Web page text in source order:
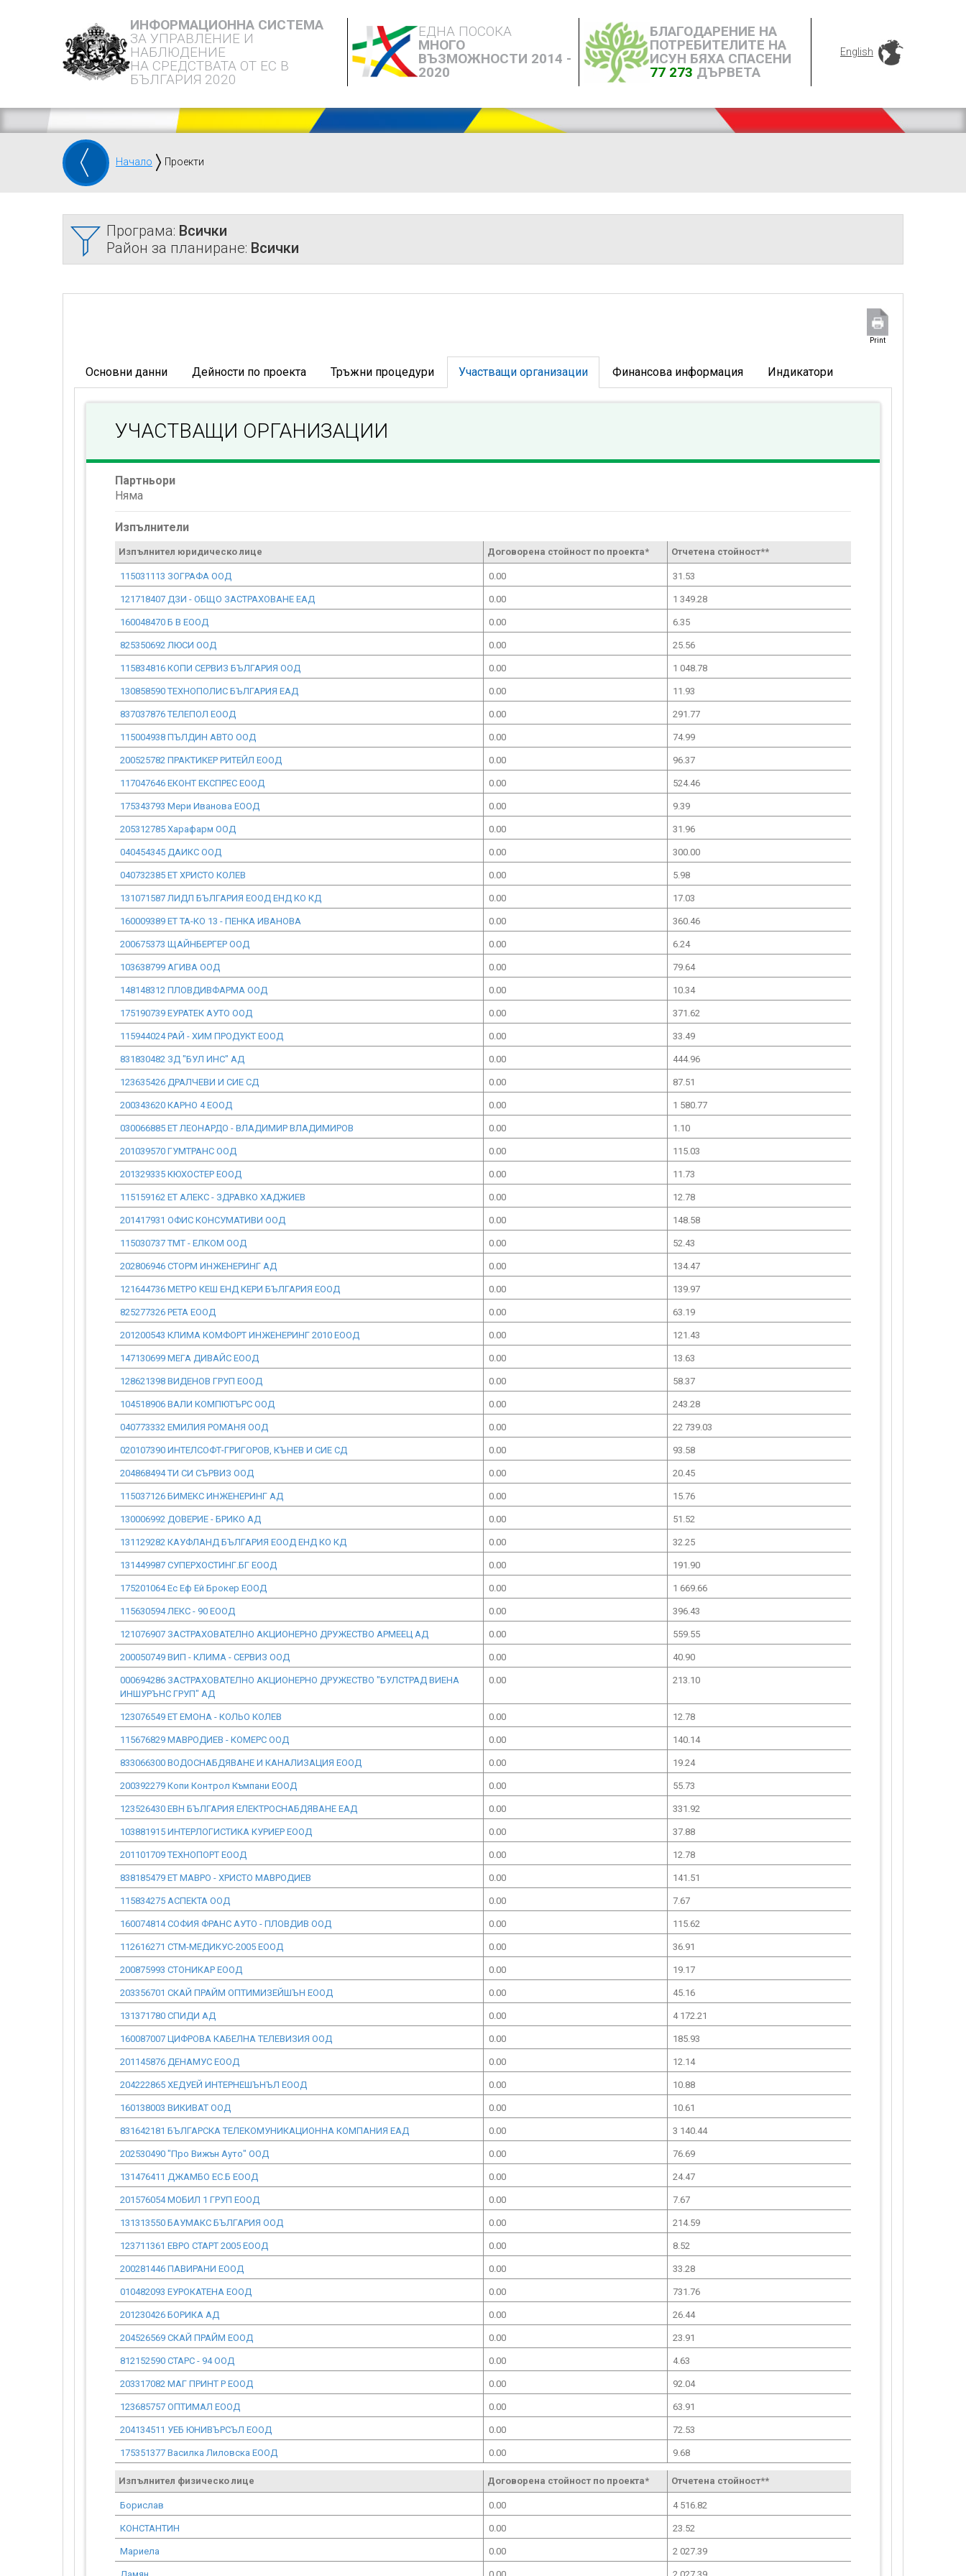
ИНФОРМАЦИОННА СИСТЕМА
ЗА УПРАВЛЕНИЕ И
НАБЛЮДЕНИЕ
НА СРЕДСТВАТА ОТ ЕС В
БЪЛГАРИЯ 2020
ЕДНА ПОСОКА
МНОГО
ВЪЗМОЖНОСТИ 2014 -
2020
БЛАГОДАРЕНИЕ НА
ПОТРЕБИТЕЛИТЕ НА
ИСУН БЯХА СПАСЕНИ
77 273 ДЪРВЕТА
English
Начало Проекти
Програма: Всички
Район за планиране: Всички
Print
Основни данни Дейности по проекта Тръжни процедури Участващи организации Финансова информация Индикатори
УЧАСТВАЩИ ОРГАНИЗАЦИИ
Партньори
Няма
Изпълнители
Изпълнител юридическо лице Договорена стойност по проекта* Отчетена стойност**
115031113 ЗОГРАФА ООД 0.00 31.53
121718407 ДЗИ - ОБЩО ЗАСТРАХОВАНЕ ЕАД 0.00 1 349.28
160048470 Б В ЕООД 0.00 6.35
825350692 ЛЮСИ ООД 0.00 25.56
115834816 КОПИ СЕРВИЗ БЪЛГАРИЯ ООД 0.00 1 048.78
130858590 ТЕХНОПОЛИС БЪЛГАРИЯ ЕАД 0.00 11.93
837037876 ТЕЛЕПОЛ ЕООД 0.00 291.77
115004938 ПЪЛДИН АВТО ООД 0.00 74.99
200525782 ПРАКТИКЕР РИТЕЙЛ ЕООД 0.00 96.37
117047646 ЕКОНТ ЕКСПРЕС ЕООД 0.00 524.46
175343793 Мери Иванова ЕООД 0.00 9.39
205312785 Харафарм ООД 0.00 31.96
040454345 ДАИКС ООД 0.00 300.00
040732385 ЕТ ХРИСТО КОЛЕВ 0.00 5.98
131071587 ЛИДЛ БЪЛГАРИЯ ЕООД ЕНД КО КД 0.00 17.03
160009389 ЕТ ТА-КО 13 - ПЕНКА ИВАНОВА 0.00 360.46
200675373 ЩАЙНБЕРГЕР ООД 0.00 6.24
103638799 АГИВА ООД 0.00 79.64
148148312 ПЛОВДИВФАРМА ООД 0.00 10.34
175190739 ЕУРАТЕК АУТО ООД 0.00 371.62
115944024 РАЙ - ХИМ ПРОДУКТ ЕООД 0.00 33.49
831830482 ЗД "БУЛ ИНС" АД 0.00 444.96
123635426 ДРАЛЧЕВИ И СИЕ СД 0.00 87.51
200343620 КАРНО 4 ЕООД 0.00 1 580.77
030066885 ЕТ ЛЕОНАРДО - ВЛАДИМИР ВЛАДИМИРОВ 0.00 1.10
201039570 ГУМТРАНС ООД 0.00 115.03
201329335 КЮХОСТЕР ЕООД 0.00 11.73
115159162 ЕТ АЛЕКС - ЗДРАВКО ХАДЖИЕВ 0.00 12.78
201417931 ОФИС КОНСУМАТИВИ ООД 0.00 148.58
115030737 ТМТ - ЕЛКОМ ООД 0.00 52.43
202806946 СТОРМ ИНЖЕНЕРИНГ АД 0.00 134.47
121644736 МЕТРО КЕШ ЕНД КЕРИ БЪЛГАРИЯ ЕООД 0.00 139.97
825277326 РЕТА ЕООД 0.00 63.19
201200543 КЛИМА КОМФОРТ ИНЖЕНЕРИНГ 2010 ЕООД 0.00 121.43
147130699 МЕГА ДИВАЙС ЕООД 0.00 13.63
128621398 ВИДЕНОВ ГРУП ЕООД 0.00 58.37
104518906 ВАЛИ КОМПЮТЪРС ООД 0.00 243.28
040773332 ЕМИЛИЯ РОМАНЯ ООД 0.00 22 739.03
020107390 ИНТЕЛСОФТ-ГРИГОРОВ, КЪНЕВ И СИЕ СД 0.00 93.58
204868494 ТИ СИ СЪРВИЗ ООД 0.00 20.45
115037126 БИМЕКС ИНЖЕНЕРИНГ АД 0.00 15.76
130006992 ДОВЕРИЕ - БРИКО АД 0.00 51.52
131129282 КАУФЛАНД БЪЛГАРИЯ ЕООД ЕНД КО КД 0.00 32.25
131449987 СУПЕРХОСТИНГ.БГ ЕООД 0.00 191.90
175201064 Ес Еф Ей Брокер ЕООД 0.00 1 669.66
115630594 ЛЕКС - 90 ЕООД 0.00 396.43
121076907 ЗАСТРАХОВАТЕЛНО АКЦИОНЕРНО ДРУЖЕСТВО АРМЕЕЦ АД 0.00 559.55
200050749 ВИП - КЛИМА - СЕРВИЗ ООД 0.00 40.90
000694286 ЗАСТРАХОВАТЕЛНО АКЦИОНЕРНО ДРУЖЕСТВО "БУЛСТРАД ВИЕНА
ИНШУРЪНС ГРУП" АД
0.00 213.10
123076549 ЕТ ЕМОНА - КОЛЬО КОЛЕВ 0.00 12.78
115676829 МАВРОДИЕВ - КОМЕРС ООД 0.00 140.14
833066300 ВОДОСНАБДЯВАНЕ И КАНАЛИЗАЦИЯ ЕООД 0.00 19.24
200392279 Копи Контрол Къмпани ЕООД 0.00 55.73
123526430 ЕВН БЪЛГАРИЯ ЕЛЕКТРОСНАБДЯВАНЕ ЕАД 0.00 331.92
103881915 ИНТЕРЛОГИСТИКА КУРИЕР ЕООД 0.00 37.88
201101709 ТЕХНОПОРТ ЕООД 0.00 12.78
838185479 ЕТ МАВРО - ХРИСТО МАВРОДИЕВ 0.00 141.51
115834275 АСПЕКТА ООД 0.00 7.67
160074814 СОФИЯ ФРАНС АУТО - ПЛОВДИВ ООД 0.00 115.62
112616271 СТМ-МЕДИКУС-2005 ЕООД 0.00 36.91
200875993 СТОНИКАР ЕООД 0.00 19.17
203356701 СКАЙ ПРАЙМ ОПТИМИЗЕЙШЪН ЕООД 0.00 45.16
131371780 СПИДИ АД 0.00 4 172.21
160087007 ЦИФРОВА КАБЕЛНА ТЕЛЕВИЗИЯ ООД 0.00 185.93
201145876 ДЕНАМУС ЕООД 0.00 12.14
204222865 ХЕДУЕЙ ИНТЕРНЕШЪНЪЛ ЕООД 0.00 10.88
160138003 ВИКИВАТ ООД 0.00 10.61
831642181 БЪЛГАРСКА ТЕЛЕКОМУНИКАЦИОННА КОМПАНИЯ ЕАД 0.00 3 140.44
202530490 "Про Вижън Ауто" ООД 0.00 76.69
131476411 ДЖАМБО ЕС.Б ЕООД 0.00 24.47
201576054 МОБИЛ 1 ГРУП ЕООД 0.00 7.67
131313550 БАУМАКС БЪЛГАРИЯ ООД 0.00 214.59
123711361 ЕВРО СТАРТ 2005 ЕООД 0.00 8.52
200281446 ПАВИРАНИ ЕООД 0.00 33.28
010482093 ЕУРОКАТЕНА ЕООД 0.00 731.76
201230426 БОРИКА АД 0.00 26.44
204526569 СКАЙ ПРАЙМ ЕООД 0.00 23.91
812152590 СТАРС - 94 ООД 0.00 4.63
203317082 МАГ ПРИНТ Р ЕООД 0.00 92.04
123685757 ОПТИМАЛ ЕООД 0.00 63.91
204134511 УЕБ ЮНИВЪРСЪЛ ЕООД 0.00 72.53
175351377 Василка Лиловска ЕООД 0.00 9.68
Изпълнител физическо лице Договорена стойност по проекта* Отчетена стойност**
Борислав 0.00 4 516.82
КОНСТАНТИН 0.00 23.52
Мариела 0.00 2 027.39